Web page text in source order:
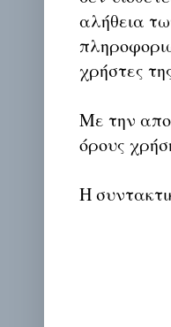
αλήθεια
χρήστες
Με την
όρους
Η